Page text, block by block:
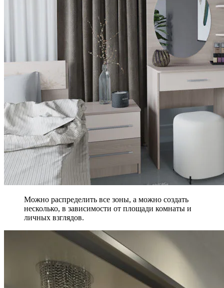
Можно распределить все зоны, а можно создать
несколько, в зависимости от площади комнаты и
личных взглядов.